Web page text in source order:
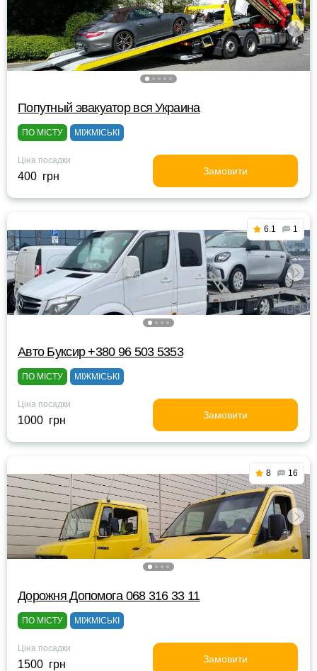
Попутный эвакуатор вся Украина
ПО МІСТУ МІЖМІСЬКІ
Ціна посадки
400 грн Замовити
6.1 1
Авто Буксир +380 96 503 5353
ПО МІСТУ МІЖМІСЬКІ
Ціна посадки
1000 грн Замовити
8 16
Дорожня Допомога 068 316 33 11
ПО МІСТУ МІЖМІСЬКІ
Ціна посадки
1500 грн Замовити